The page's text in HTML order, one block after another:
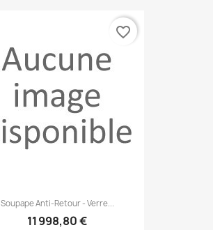
Soupape Anti-Retour - Verre...
11 998,80 €
favorite_border